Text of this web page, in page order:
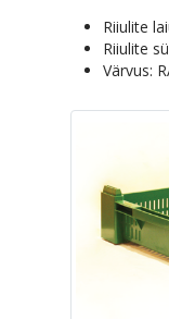
Riiulite
Riiulite
Värvus: